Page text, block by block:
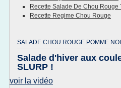
Recette Salade De Chou Rouge
Recette Regime Chou Rouge
SALADE CHOU ROUGE POMME
Salade d'hiver aux
SLURP !
voir la vidéo